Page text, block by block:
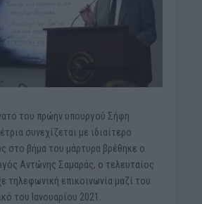
του πρώην υπουργού Σήφη
συνεχίζεται με ιδιαίτερο
στο βήμα του μάρτυρα βρέθηκε ο
Αντώνης Σαμαράς, ο τελευταίος
τηλεφωνική επικοινωνία μαζί του
του Ιανουαρίου 2021.